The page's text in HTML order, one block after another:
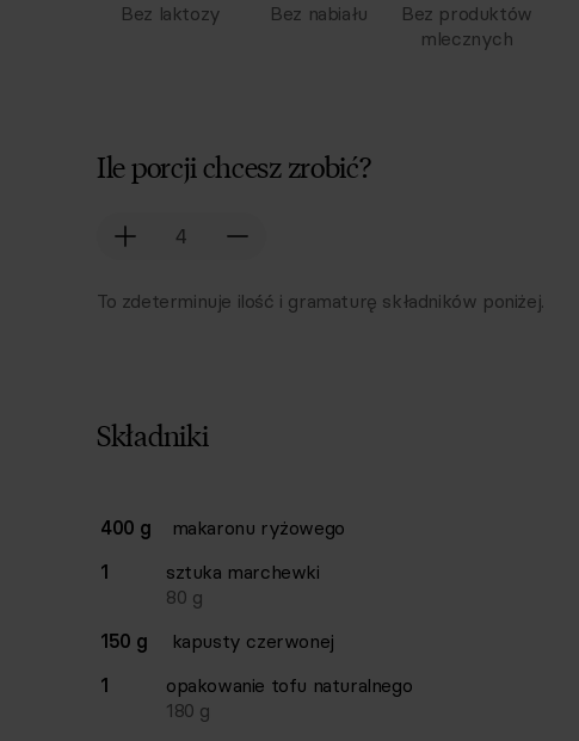
Bez laktozy Bez nabiału
Bez produktów
mlecznych
Ile porcji chcesz zrobić?
To zdeterminuje ilość i gramaturę składników poniżej.
Składniki
Lista składników przepisu z ilościami i wagami
Ilość Składnik
400 g
makaronu ryżowego
1
sztuka marchewki
80 g
150 g
kapusty czerwonej
1
opakowanie tofu naturalnego
180 g